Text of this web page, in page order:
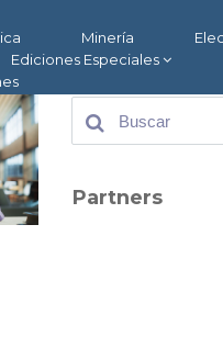
Minería
Ediciones Especiales
Partners